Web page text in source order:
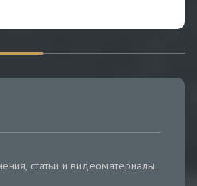
статьи и видеоматериалы.